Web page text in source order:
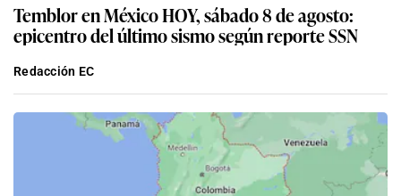
Temblor en México HOY, sábado 8 de agosto:
epicentro del último sismo según reporte SSN
Redacción EC